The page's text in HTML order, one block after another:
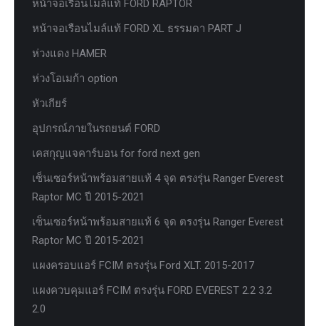
หน้าจอเรือนไมล์แท้ FORD RAPTOR
หน้าจอเรือนไมล์แท้ FORD XL ธรรมดา PART J
ห่วงแดง HAMER
ห่วงโอเมก้า option
หัวเกียร์
อุปกรณ์ภายในรถยนต์ FORD
เคสกุญแจคาร์บอน for ford next gen
เซ็นเซอร์หน้าพร้อมสายแท้ 4 จุด ตรงรุ่น Ranger Everest
Raptor MC ปี 2015-2021
เซ็นเซอร์หน้าพร้อมสายแท้ 6 จุด ตรงรุ่น Ranger Everest
Raptor MC ปี 2015-2021
แผงครอบแอร์ FCIM ตรงรุ่น Ford XLT. 2015-2017
แผงควบคุมแอร์ FCIM ตรงรุ่น FORD EVEREST 2.2 3.2
2.0